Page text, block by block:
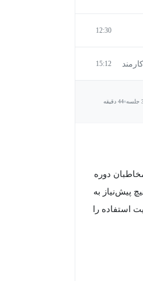
12:30
15:12
44 دقیقه
دوره
پیش‌نیاز به
استفاده را